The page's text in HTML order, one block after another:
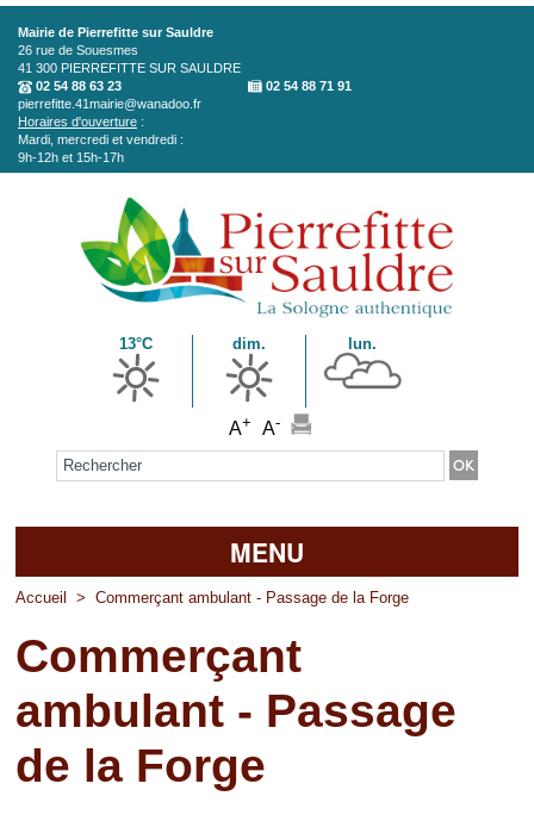
Aller au contenu principal
Mairie de Pierrefitte sur Sauldre
26 rue de Souesmes
41 300 PIERREFITTE SUR SAULDRE
02 54 88 63 23
02 54 88 71 91
pierrefitte.41mairie@wanadoo.fr
Horaires d'ouverture :
Mardi, mercredi et vendredi :
9h-12h et 15h-17h
13°C dim. lun.
A+ A-
Formulaire de recherche
MENU
Accueil
La mairie
Découvrir Pierrefitte
Vie pratique
Accueil > Commerçant ambulant - Passage de la Forge
Commerçant
ambulant - Passage
de la Forge